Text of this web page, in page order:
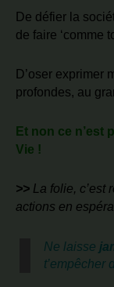
De défier la
de faire ‘comme
D’oser exprimer
profondes, au
Et non ce n’est
Vie !
>> La folie, c’est
actions en
Ne laisse
t’empêcher